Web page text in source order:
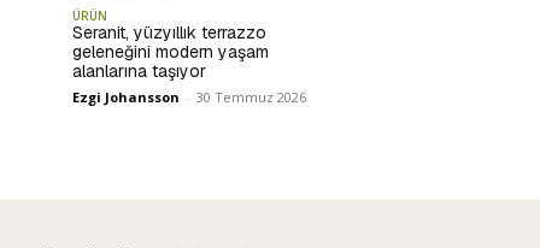
ÜRÜN
Seranit, yüzyıllık terrazzo
geleneğini modern yaşam
alanlarına taşıyor
Ezgi Johansson - 30 Temmuz 2026